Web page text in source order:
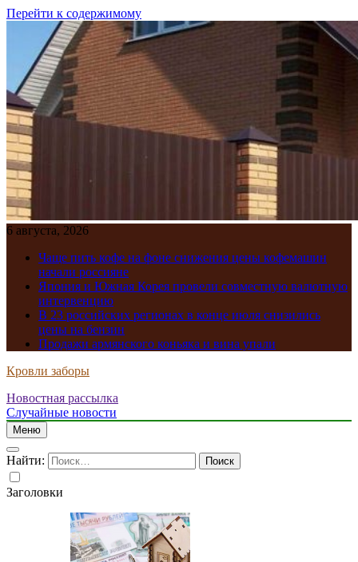
Перейти к содержимому
6 августа, 2026
Чаще пить кофе на фоне снижения цены кофемашин
начали россияне
Япония и Южная Корея провели совместную валютную
интервенцию
В 23 российских регионах в конце июля снизились
цены на бензин
Продажи армянского коньяка и вина упали
Кровли заборы
Новостная рассылка
Случайные новости
Меню
Найти:
Заголовки